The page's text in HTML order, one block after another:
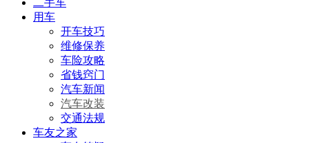
二手车
用车
开车技巧
维修保养
车险攻略
省钱窍门
汽车新闻
汽车改装
交通法规
车友之家